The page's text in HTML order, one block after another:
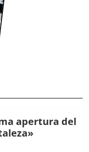
apertura del
»